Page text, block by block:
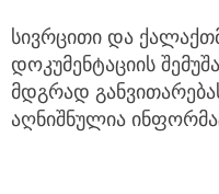
სივრცითი და
დოკუმენტაციის
მდგრად
აღნიშნულია